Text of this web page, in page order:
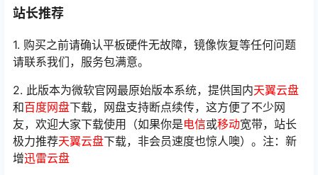
站长推荐
1. 购买之前请确认平板硬件无故障，镜像恢复等任何问题
请联系我们，服务包满意。
2. 此版本为微软官网最原始版本系统，提供国内天翼云盘
和百度网盘下载，网盘支持断点续传，这方便了不少网
友，欢迎大家下载使用（如果你是电信或移动宽带，站长
极力推荐天翼云盘下载，非会员速度也惊人噢）。注：新
增迅雷云盘